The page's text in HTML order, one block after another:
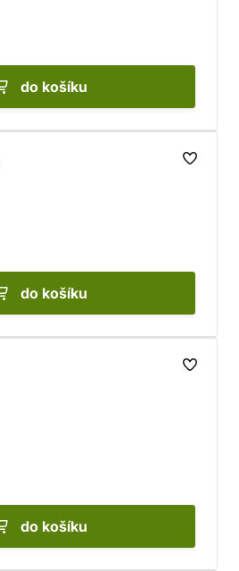
do košíku
do košíku
do košíku